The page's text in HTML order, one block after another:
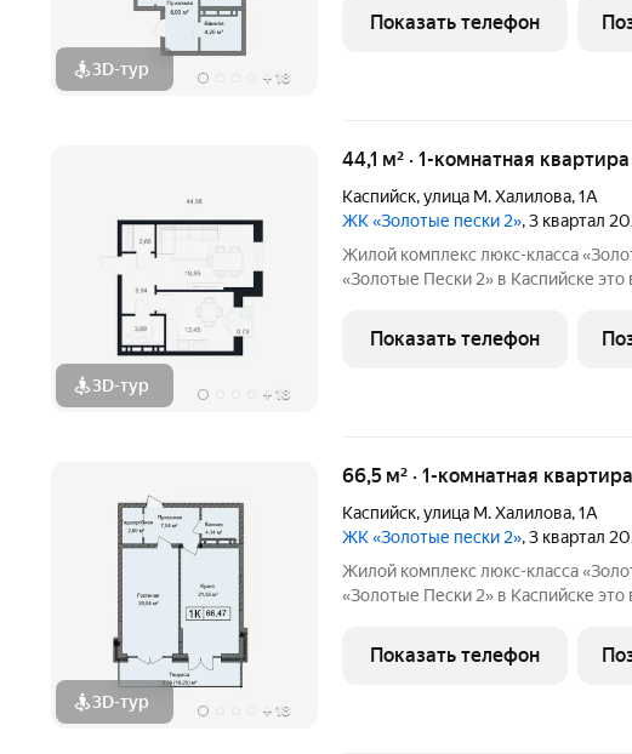
3D-тур + 18
100 шагах от моря! Дом строится
в партнерстве
Показать телефон
3D-тур + 18
44,1 м² · 1-комнатная
Каспийск,улица М. Халилова,1А
ЖК «Золотые пески 2», 3 квартал
Жилой комплекс люкс-класса
«Золотые Пески 2» в Каспийске это воплощение роскоши и
100 шагах от моря! Дом строится
в партнерстве
Показать телефон
3D-тур + 18
66,5 м² · 1-комнатная
Каспийск,улица М. Халилова,1А
ЖК «Золотые пески 2», 3 квартал
Жилой комплекс люкс-класса
«Золотые Пески 2» в Каспийске это воплощение роскоши и
100 шагах от моря! Дом строится
в партнерстве
Показать телефон